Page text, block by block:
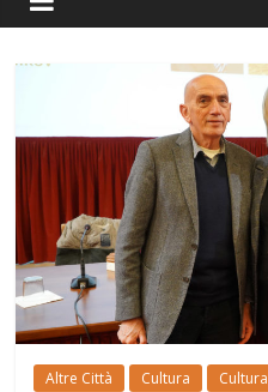
Altre Città Cultura Cultura